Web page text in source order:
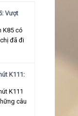
Vượt
K85 có
đã đi
K111:
K111
câu